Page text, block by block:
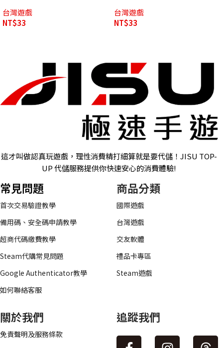
台灣遊戲
NT$33
台灣遊戲
NT$33
這才叫做認真玩遊戲，理性消費精打細算就是要代儲！JISU TOP-
UP 代儲服務提供你快速安心的消費體驗!
常見問題
首次交易驗證教學
備用碼、安全碼申請教學
超商代碼繳費教學
Steam代購常見問題
Google Authenticator教學
如何聯絡客服
商品分類
國際遊戲
台灣遊戲
交友軟體
禮品卡專區
Steam遊戲
關於我們
免責聲明及服務條款
追蹤我們